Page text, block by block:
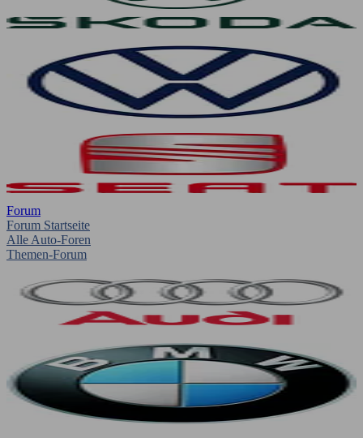
Forum
Forum Startseite
Alle Auto-Foren
Themen-Forum